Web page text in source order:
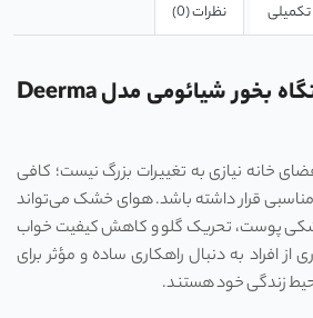
نظرات (0)
بخور شیائومی مدلDeerma
خانه نیازی به تغییرات بزرگ نیست؛ کافی
قرار داشته باشد. هوای خشک می‌تواند
پوست، تحریک گلو و کاهش کیفیت خواب
افراد به دنبال راهکاری ساده و مؤثر برای
زندگی خود هستند.